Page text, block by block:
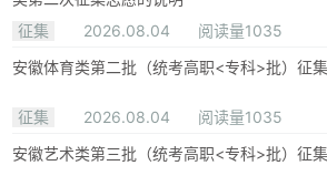
征集
2026.08.04
阅读量1035
安徽体育类第二批（统考高职<专科>批）征
征集 2026.08.04
阅读量1035
安徽艺术类第三批（统考高职<专科>批）征